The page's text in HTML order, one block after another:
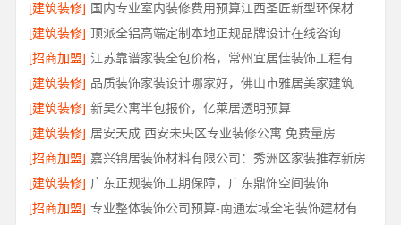
[建筑装修]
国内专业室内装修费用预算江西圣匠新型环保材料有限公司
[建筑装修] 顶派全铝高端定制本地正规品牌设计在线咨询
[招商加盟]
[建筑装修]
品质装饰家装设计哪家好，佛山市雅居美家建筑装饰工程有限公司靠谱
[建筑装修] 新吴公寓半包报价，亿莱居透明预算
[建筑装修] 居安天成 西安未央区专业装修公寓 免费量房
[招商加盟] 嘉兴锦居装饰材料有限公司：秀洲区家装推荐新房
[建筑装修] 广东正规装饰工期保障，广东鼎饰空间装饰
[招商加盟]